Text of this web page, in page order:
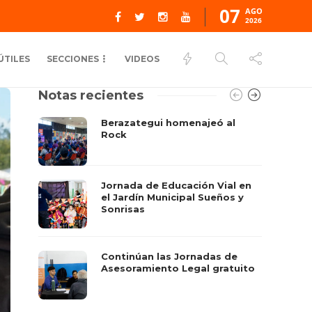
07 AGO
2026
SECCIONES VIDEOS
Notas recientes
Berazategui homenajeó al
Rock
Jornada de Educación Vial en
el Jardín Municipal Sueños y
Sonrisas
Continúan las Jornadas de
Asesoramiento Legal gratuito